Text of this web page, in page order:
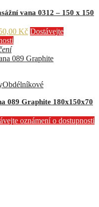
vana 0312 – 150 x 150
Kč.
KčAktuální
47
Dostávejte
Obdélníkové
089 Graphite 180x150x70
oznámení o dostupnosti